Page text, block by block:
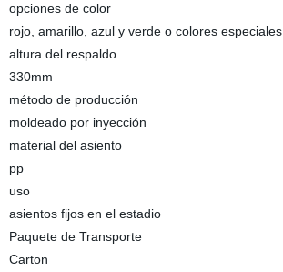
opciones de color
rojo, amarillo, azul y verde o colores especiales
altura del respaldo
330mm
método de producción
moldeado por inyección
material del asiento
pp
uso
asientos fijos en el estadio
Paquete de Transporte
Carton